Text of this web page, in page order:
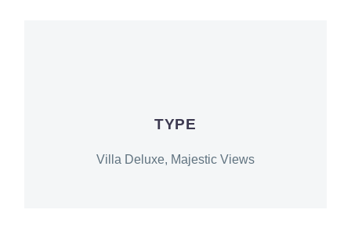
TYPE
Villa Deluxe, Majestic Views